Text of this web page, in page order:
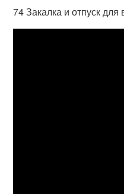
74 Закалка и отпуск для